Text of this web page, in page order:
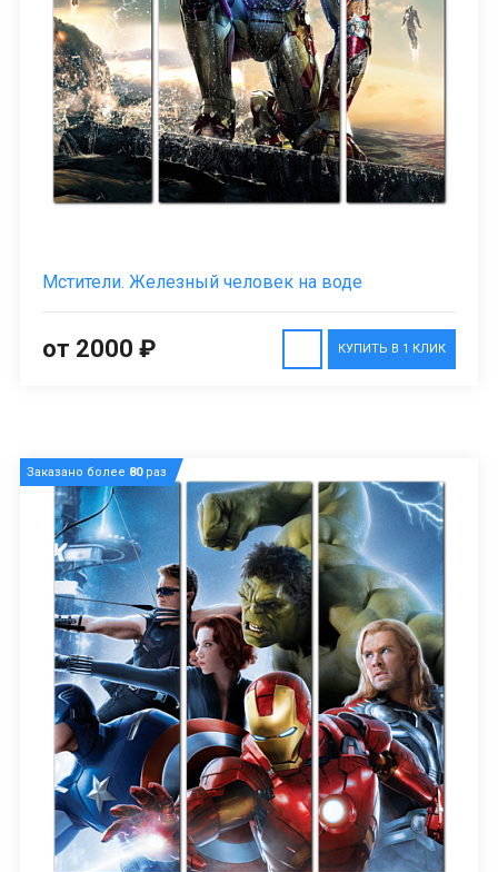
Мстители. Железный человек на воде
КУПИТЬ В 1 КЛИК
от 2000 ₽
Заказано более 80раз